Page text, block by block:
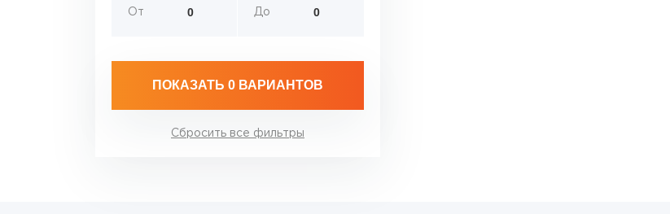
От До
ПОКАЗАТЬ 0 ВАРИАНТОВ
Сбросить все фильтры